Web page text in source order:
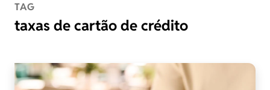
TAG
taxas de cartão de crédito